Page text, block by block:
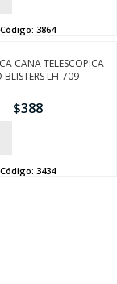
Código: 3864
CANA TELESCOPICA
BLISTERS LH-709
$388
Código: 3434